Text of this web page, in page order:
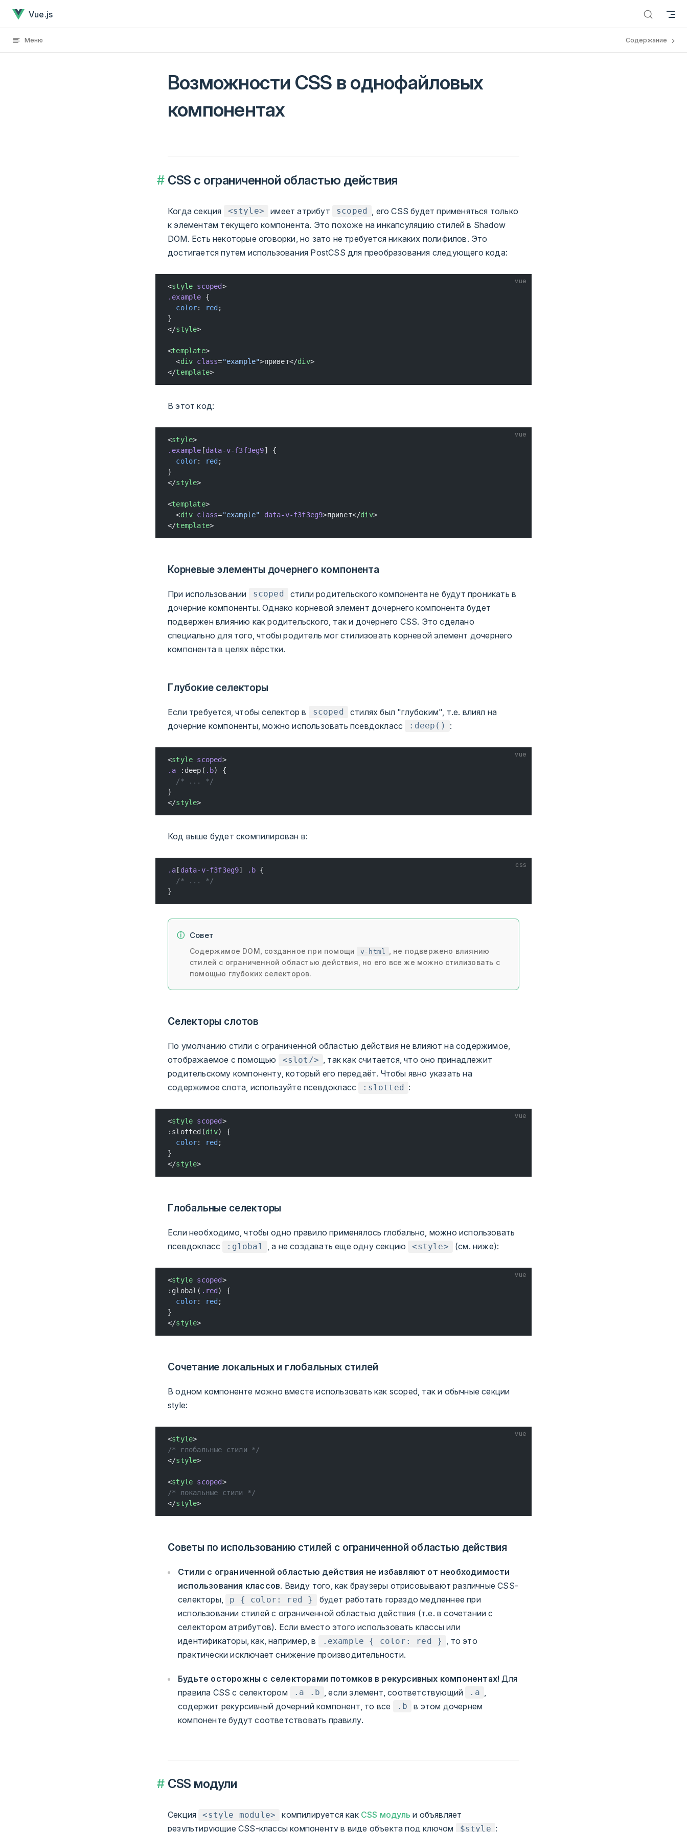
Skip to content
Vue.js
Меню Содержание
Возможности CSS в однофайловых
компонентах
CSS с ограниченной областью действия
Когда секция <style> имеет атрибут scoped
, его CSS будет применяться только
к элементам текущего компонента. Это похоже на инкапсуляцию стилей в Shadow
DOM. Есть некоторые оговорки, но зато не требуется никаких полифилов. Это
достигается путем использования PostCSS для преобразования следующего кода:
vue
<style scoped>
.example {
  color
: red;
}
</style>
<template>
  <
div class="example">привет</div>
</template>
В этот код:
vue
<style>
.example [data-v-f3f3eg9] {
  color
: red;
}
</style>
<template>
  <
div class="example" data-v-f3f3eg9>привет</div>
</template>
Корневые элементы дочернего компонента
При использовании scoped
стили родительского компонента не будут проникать в
дочерние компоненты. Однако корневой элемент дочернего компонента будет
подвержен влиянию как родительского, так и дочернего CSS. Это сделано
специально для того, чтобы родитель мог стилизовать корневой элемент дочернего
компонента в целях вёрстки.
Глубокие селекторы
Если требуется, чтобы селектор в scoped
стилях был "глубоким", т.е. влиял на
дочерние компоненты, можно использовать псевдокласс
:deep() :
vue
<style scoped>
.a :deep( .b) {
  /* ... */
}
</style>
Код выше будет скомпилирован в:
css
.a[ data-v-f3f3eg9] .b {
  /* ... */
}
Совет
Содержимое DOM, созданное при помощи v-html
, не подвержено влиянию
стилей c ограниченной областью действия, но его все же можно стилизовать с
помощью глубоких селекторов.
Селекторы слотов
По умолчанию стили с ограниченной областью действия не влияют на содержимое,
отображаемое с помощью
<slot/> , так как считается, что оно принадлежит
родительскому компоненту, который его передаёт. Чтобы явно указать на
содержимое слота, используйте псевдокласс
:slotted :
vue
<style scoped>
:slotted(div) {
  color
: red ;
}
</style>
Глобальные селекторы
Если необходимо, чтобы одно правило применялось глобально, можно использовать
псевдокласс
:global , а не создавать еще одну секцию <style> (см. ниже):
vue
<style scoped>
:global( .red ) {
  color
: red ;
}
</style>
Сочетание локальных и глобальных стилей
В одном компоненте можно вместе использовать как scoped, так и обычные секции
style:
vue
<style>
/* глобальные стили */
</style>
<style scoped>
/* локальные стили */
</style>
Советы по использованию стилей с ограниченной областью действия
Стили с ограниченной областью действия не избавляют от необходимости
использования классов. Ввиду того, как браузеры отрисовывают различные CSS-
селекторы,
p { color: red }
будет работать гораздо медленнее при
использовании стилей с ограниченной областью действия (т.е. в сочетании с
селектором атрибутов). Если вместо этого использовать классы или
идентификаторы, как, например, в
.example { color: red } , то это
практически исключает снижение производительности.
Будьте осторожны с селекторами потомков в рекурсивных компонентах! Для
правила CSS с селектором
.a .b , если элемент, соответствующий .a
содержит рекурсивный дочерний компонент, то все
.b
в этом дочернем
компоненте будут соответствовать правилу.
CSS модули
Секция <style module> компилируется как CSS модуль и объявляет
результирующие CSS-классы компоненту в виде объекта под ключом
$style :